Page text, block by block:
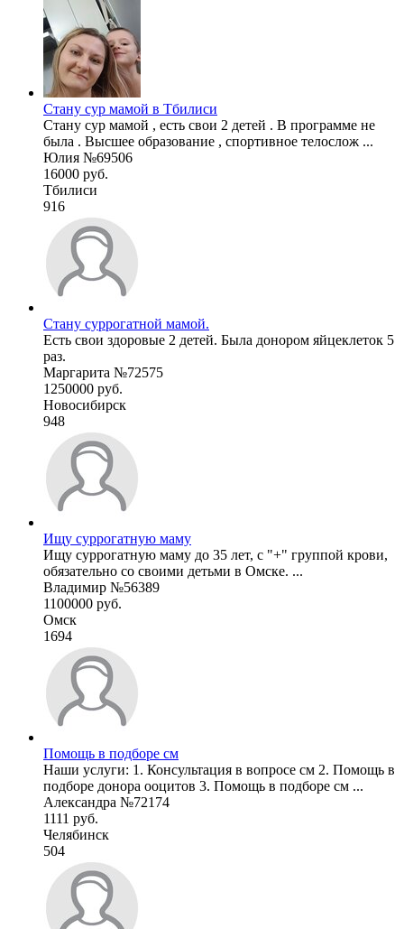
Стану сур мамой в Тбилиси
Стану сур мамой , есть свои 2 детей . В программе не
была . Высшее образование , спортивное телослож ...
Юлия №69506
16000 руб.
Тбилиси
916
Стану суррогатной мамой.
Есть свои здоровые 2 детей. Была донором яйцеклеток 5
раз.
Маргарита №72575
1250000 руб.
Новосибирск
948
Ищу суррогатную маму
Ищу суррогатную маму до 35 лет, с "+" группой крови,
обязательно со своими детьми в Омске. ...
Владимир №56389
1100000 руб.
Омск
1694
Помощь в подборе см
Наши услуги: 1. Консультация в вопросе см 2. Помощь в
подборе донора ооцитов 3. Помощь в подборе см ...
Александра №72174
1111 руб.
Челябинск
504